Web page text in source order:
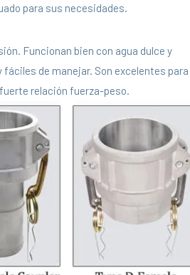
para sus necesidades.
Funcionan bien con agua dulce y
de manejar. Son excelentes para
relación fuerza-peso.